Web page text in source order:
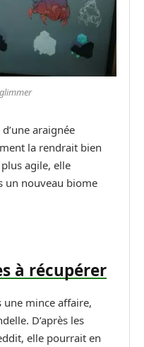
araignée
la rendrait bien
agile, elle
un nouveau biome
à récupérer
une mince affaire,
D’après les
elle pourrait en